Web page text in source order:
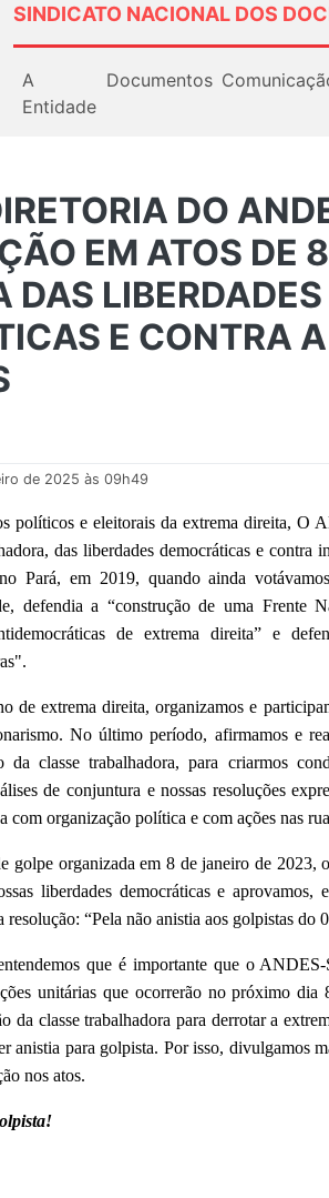
SINDICATO NACIONAL DOS
A
Entidade
Documentos
DO
EM ATOS DE
DAS LIBERDADES
E CONTRA
de 2025 às 09h49
políticos e eleitorais da extrema direita, O
das liberdades democráticas e contra
Pará, em 2019, quando ainda
defendia a “construção de uma Frente
de extrema direita” e
direita, organizamos e
No último período, afirmamos e
da classe trabalhadora, para criarmos
de conjuntura e nossas resoluções
com organização política e com ações nas
organizada em 8 de janeiro de 2023, o
liberdades democráticas e aprovamos,
resolução: “Pela não anistia aos golpistas do
que é importante que o ANDES-
unitárias que ocorrerão no próximo
da classe trabalhadora para derrotar a
anistia para golpista. Por isso, divulgamos
nos atos.